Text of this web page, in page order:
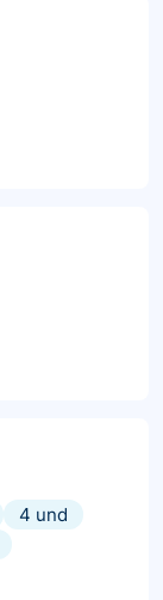
4 und